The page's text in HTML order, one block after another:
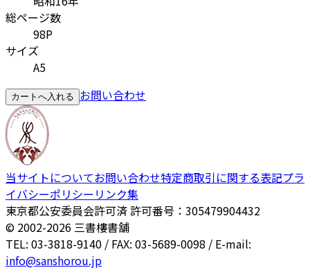
総ページ数
98P
サイズ
A5
カートへ入れる お問い合わせ
当サイトについてお問い合わせ特定商取引に関する表記プラ
イバシーポリシー リンク集
東京都公安委員会許可済 許可番号：305479904432
© 2002-2026 三書樓書舗
TEL: 03-3818-9140 / FAX: 03-5689-0098 / E-mail:
info@sanshorou.jp